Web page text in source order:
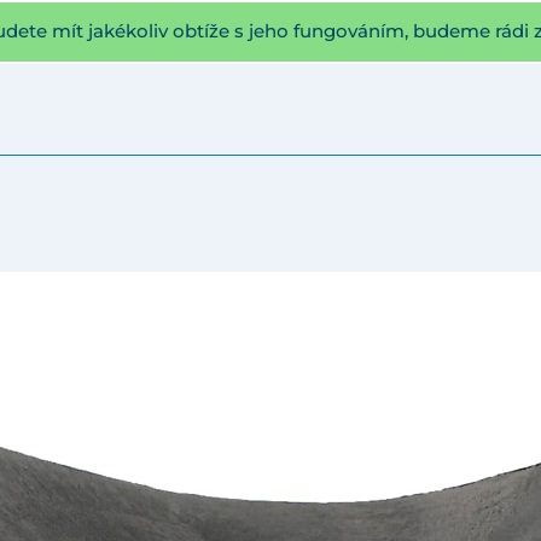
mít jakékoliv obtíže s jeho fungováním, budeme rádi